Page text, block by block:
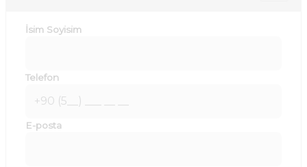
İsim Soyisim
Telefon
E-posta